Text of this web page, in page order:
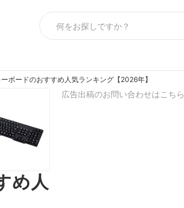
ボードのおすすめ人気ランキング【2026年】
め人
広告出稿のお問い合わせはこちら